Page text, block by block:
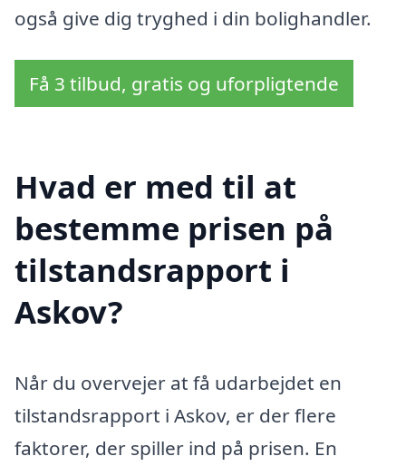
også give dig tryghed i din bolighandler.
Få 3 tilbud, gratis og uforpligtende
Hvad er med til at
bestemme prisen på
tilstandsrapport i
Askov?
Når du overvejer at få udarbejdet en
tilstandsrapport i Askov, er der flere
faktorer, der spiller ind på prisen. En